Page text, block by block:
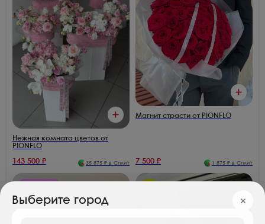
Нежная комната цветов от
PIONFLO
143 500 ₽ 35 875 ₽ в Сплит
Магнит страсти от PIONFLO
7 500 ₽ 1 875 ₽ в Сплит
Выберите город